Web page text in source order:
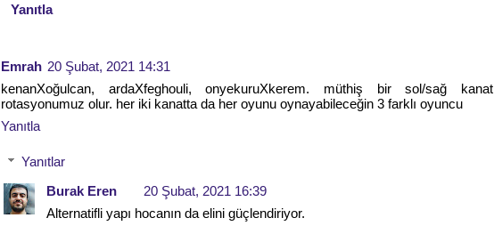
Yanıtla
Emrah 20 Şubat, 2021 14:31
kenanXoğulcan, ardaXfeghouli, onyekuruXkerem. müthiş bir sol/sağ kanat
rotasyonumuz olur. her iki kanatta da her oyunu oynayabileceğin 3 farklı oyuncu
Yanıtla
Yanıtlar
Burak Eren
20 Şubat, 2021 16:39
Alternatifli yapı hocanın da elini güçlendiriyor.